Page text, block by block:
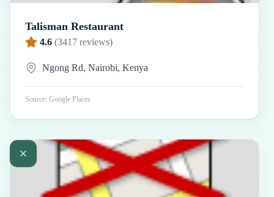
Talisman Restaurant
4.6 (3417 reviews)
Ngong Rd, Nairobi, Kenya
Source: Google Places